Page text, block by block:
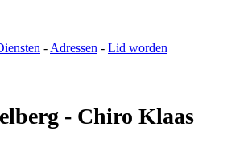
- Adressen - Lid worden
- Chiro Klaas